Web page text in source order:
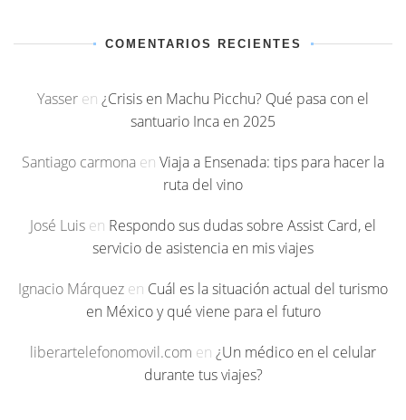
COMENTARIOS RECIENTES
Yasser en ¿Crisis en Machu Picchu? Qué pasa con el
santuario Inca en 2025
Santiago carmona en Viaja a Ensenada: tips para hacer la
ruta del vino
José Luis en Respondo sus dudas sobre Assist Card, el
servicio de asistencia en mis viajes
Ignacio Márquez en Cuál es la situación actual del turismo
en México y qué viene para el futuro
liberartelefonomovil.com en ¿Un médico en el celular
durante tus viajes?